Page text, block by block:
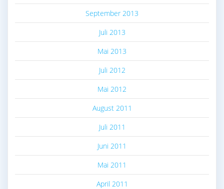
September 2013
Juli 2013
Mai 2013
Juli 2012
Mai 2012
August 2011
Juli 2011
Juni 2011
Mai 2011
April 2011